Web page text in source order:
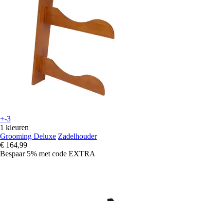
+-3
1 kleuren
Grooming Deluxe Zadelhouder
€ 164,99
Bespaar 5% met code EXTRA